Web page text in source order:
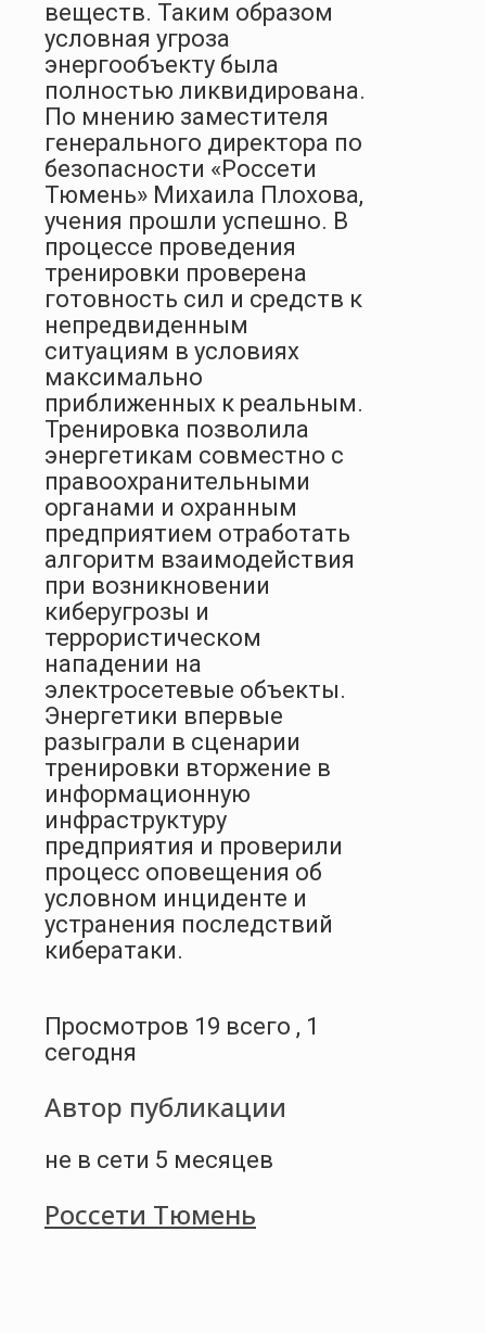
веществ. Таким образом
условная угроза
энергообъекту была
полностью ликвидирована.
По мнению заместителя
генерального директора по
безопасности «Россети
Тюмень» Михаила Плохова,
учения прошли успешно. В
процессе проведения
тренировки проверена
готовность сил и средств к
непредвиденным
ситуациям в условиях
максимально
приближенных к реальным.
Тренировка позволила
энергетикам совместно с
правоохранительными
органами и охранным
предприятием отработать
алгоритм взаимодействия
при возникновении
киберугрозы и
террористическом
нападении на
электросетевые объекты.
Энергетики впервые
разыграли в сценарии
тренировки вторжение в
информационную
инфраструктуру
предприятия и проверили
процесс оповещения об
условном инциденте и
устранения последствий
кибератаки.
Просмотров 19 всего , 1
сегодня
Автор публикации
не в сети 5 месяцев
Россети Тюмень